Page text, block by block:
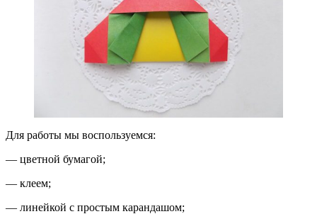
Для работы мы воспользуемся:
— цветной бумагой;
— клеем;
— линейкой с простым карандашом;